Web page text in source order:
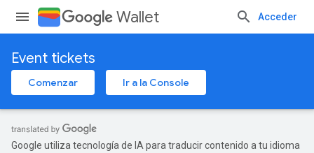
Wallet Acceder
Event tickets
Comenzar Ir a la Console
Google utiliza tecnología de IA para traducir contenido a tu idioma